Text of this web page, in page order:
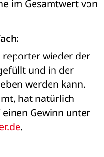
im Gesamtwert von
reporter wieder der
und in der
werden kann.
hat natürlich
.